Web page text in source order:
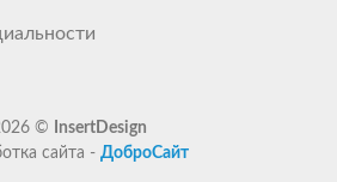
©
InsertDesign
сайта - ДоброСайт